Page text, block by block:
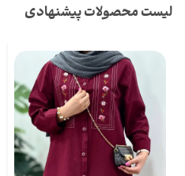
لیست محصولات پیشنهادی